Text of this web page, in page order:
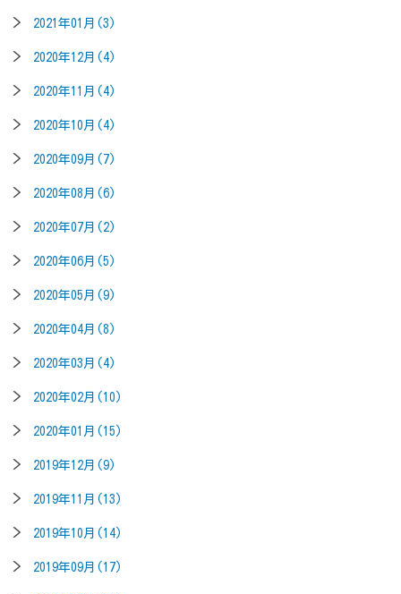
2021年01月(3)
2020年12月(4)
2020年11月(4)
2020年10月(4)
2020年09月(7)
2020年08月(6)
2020年07月(2)
2020年06月(5)
2020年05月(9)
2020年04月(8)
2020年03月(4)
2020年02月(10)
2020年01月(15)
2019年12月(9)
2019年11月(13)
2019年10月(14)
2019年09月(17)